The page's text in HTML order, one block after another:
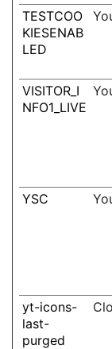
TESTCOO
KIESENAB
LED
VISITOR_I
NFO1_LIVE
YSC
yt-icons-
last-
purged